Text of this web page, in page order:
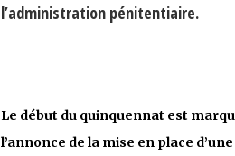
l’administration pénitentiaire.
Le début du quinquennat est
l’annonce de la mise en place